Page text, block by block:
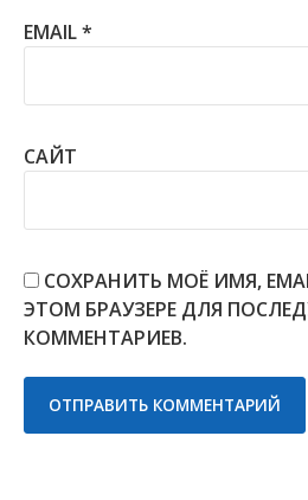
EMAIL*
САЙТ
СОХРАНИТЬ МОЁ ИМЯ,
ЭТОМ БРАУЗЕРЕ ДЛЯ
КОММЕНТАРИЕВ.